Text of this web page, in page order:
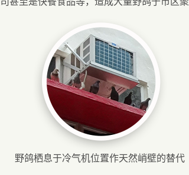
野鸽栖息于冷气机位置作天然峭壁的替代